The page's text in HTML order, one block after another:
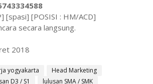
[spasi] [POSISI : HM/ACD]
secara langsung.
2018
yogyakarta
Head Marketing
D3 / S1 lulusan SMA / SMK